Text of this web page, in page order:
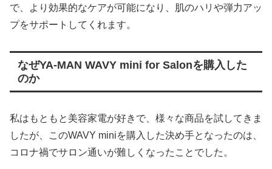
で、より効果的なケアが可能になり、肌のハリや弾力アッ
プをサポートしてくれます。
なぜYA-MAN WAVY mini for Salonを購入した
のか
私はもともと美容家電が好きで、様々な商品を試してきま
したが、このWAVY miniを購入した決め手となったのは、
コロナ禍でサロン通いが難しくなったことでした。